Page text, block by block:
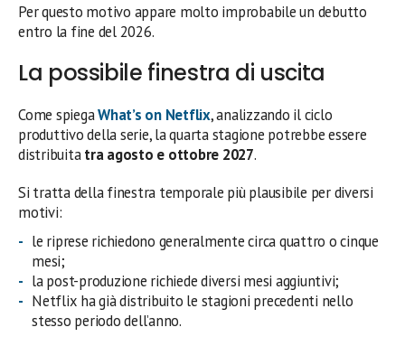
Per questo motivo appare molto improbabile un debutto
entro la fine del 2026.
La possibile finestra di uscita
Come spiegaWhat’s on Netflix, analizzando il ciclo
produttivo della serie, la quarta stagione potrebbe essere
distribuitatra agosto e ottobre 2027.
Si tratta della finestra temporale più plausibile per diversi
motivi:
le riprese richiedono generalmente circa quattro o cinque
mesi;
la post-produzione richiede diversi mesi aggiuntivi;
Netflix ha già distribuito le stagioni precedenti nello
stesso periodo dell’anno.